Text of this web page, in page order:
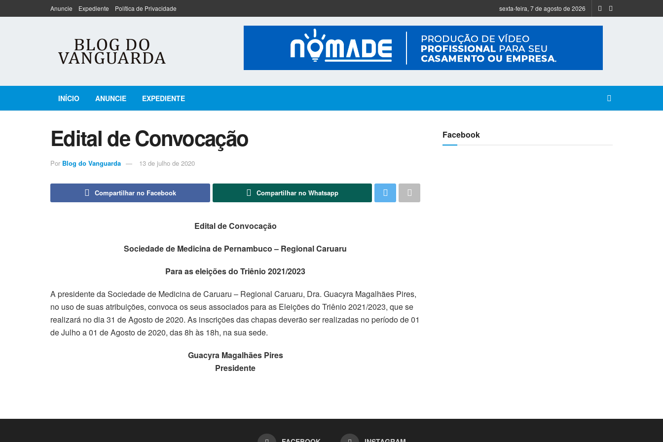
Anuncie Expediente Política de Privacidade sexta-feira, 7 de agosto de 2026
INÍCIO ANUNCIE EXPEDIENTE
Edital de Convocação
Por Blog do Vanguarda 13 de julho de 2020
Compartilhar no Facebook Compartilhar no Whatsapp
Edital de Convocação
Sociedade de Medicina de Pernambuco – Regional Caruaru
Para as eleições do Triênio 2021/2023
A presidente da Sociedade de Medicina de Caruaru – Regional Caruaru, Dra. Guacyra Magalhães Pires,
no uso de suas atribuições, convoca os seus associados para as Eleições do Triênio 2021/2023, que se
realizará no dia 31 de Agosto de 2020. As inscrições das chapas deverão ser realizadas no período de 01
de Julho a 01 de Agosto de 2020, das 8h às 18h, na sua sede.
Guacyra Magalhães Pires
Presidente
Facebook